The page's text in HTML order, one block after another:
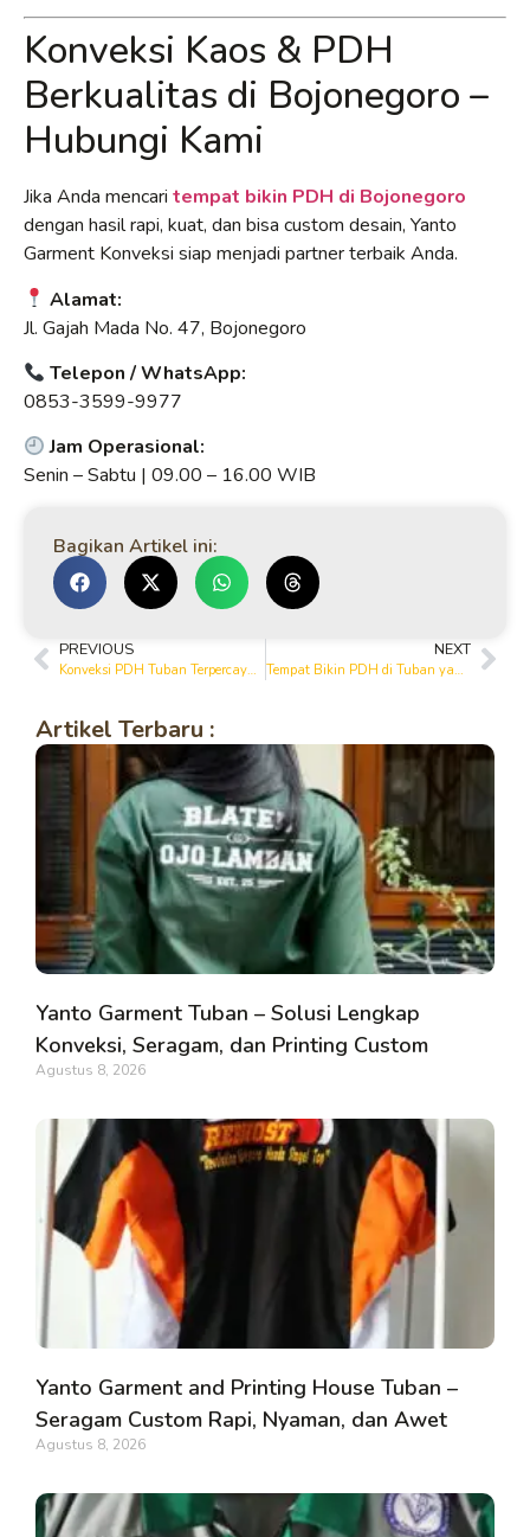
Konveksi Kaos & PDH
Berkualitas di Bojonegoro –
Hubungi Kami
Jika Anda mencari tempat bikin PDH di Bojonegoro
dengan hasil rapi, kuat, dan bisa custom desain, Yanto
Garment Konveksi siap menjadi partner terbaik Anda.
Alamat:
Jl. Gajah Mada No. 47, Bojonegoro
Telepon / WhatsApp:
0853-3599-9977
Jam Operasional:
Senin – Sabtu | 09.00 – 16.00 WIB
Bagikan Artikel ini:
PREVIOUS
Konveksi PDH Tuban Terpercaya – Yanto Garment & Printing House
NEXT
Tempat Bikin PDH di Tuban yang Rapi & Tahan Lama – Yanto Garment
Artikel Terbaru :
Yanto Garment Tuban – Solusi Lengkap
Konveksi, Seragam, dan Printing Custom
Agustus 8, 2026
Yanto Garment and Printing House Tuban –
Seragam Custom Rapi, Nyaman, dan Awet
Agustus 8, 2026